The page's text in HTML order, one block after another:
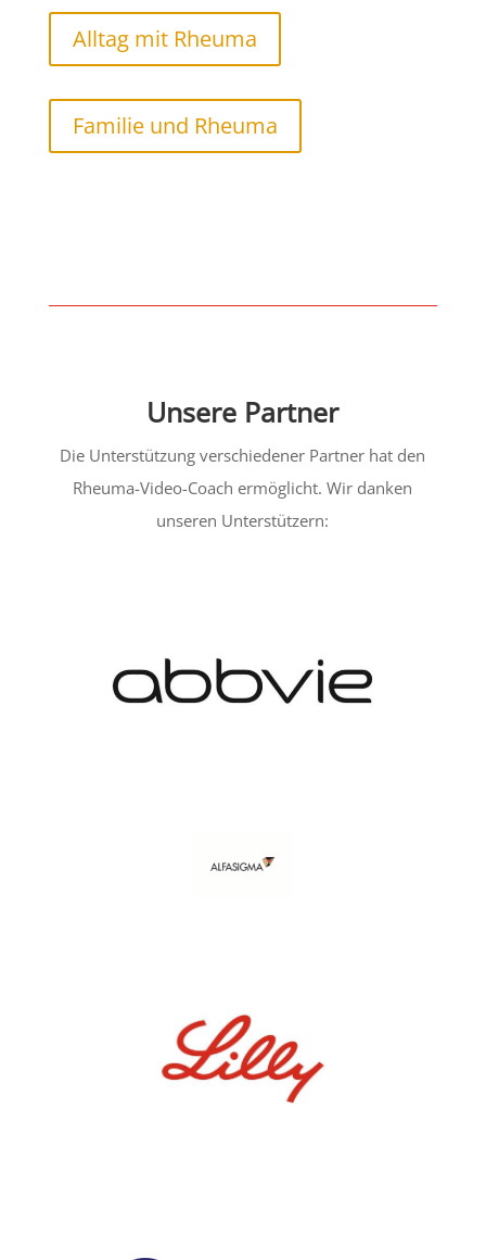
Alltag mit Rheuma
Familie und Rheuma
Unsere Partner
Die Unterstützung verschiedener Partner hat den
Rheuma-Video-Coach ermöglicht. Wir danken
unseren Unterstützern: